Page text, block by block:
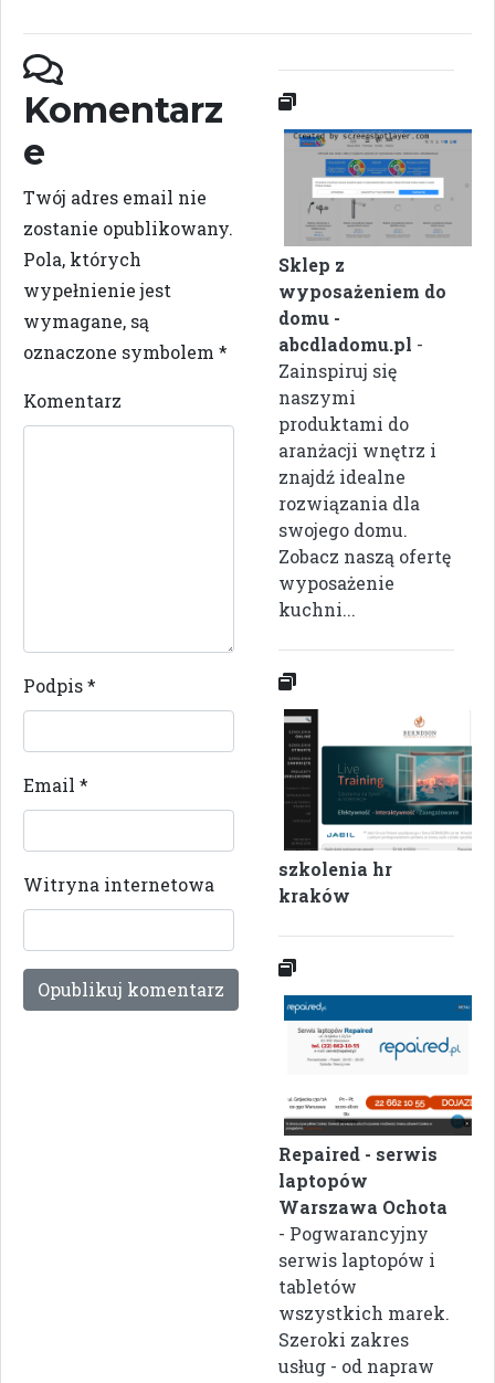
Komentarz
e
Twój adres email nie
zostanie opublikowany.
Pola, których
wypełnienie jest
wymagane, są
oznaczone symbolem *
Komentarz
Podpis*
Email *
Witryna internetowa
Sklep z
wyposażeniem do
domu -
abcdladomu.pl -
Zainspiruj się
naszymi
produktami do
aranżacji wnętrz i
znajdź idealne
rozwiązania dla
swojego domu.
Zobacz naszą ofertę
wyposażenie
kuchni...
szkolenia hr
kraków
Repaired - serwis
laptopów
Warszawa Ochota
- Pogwarancyjny
serwis laptopów i
tabletów
wszystkich marek.
Szeroki zakres
usług - od napraw